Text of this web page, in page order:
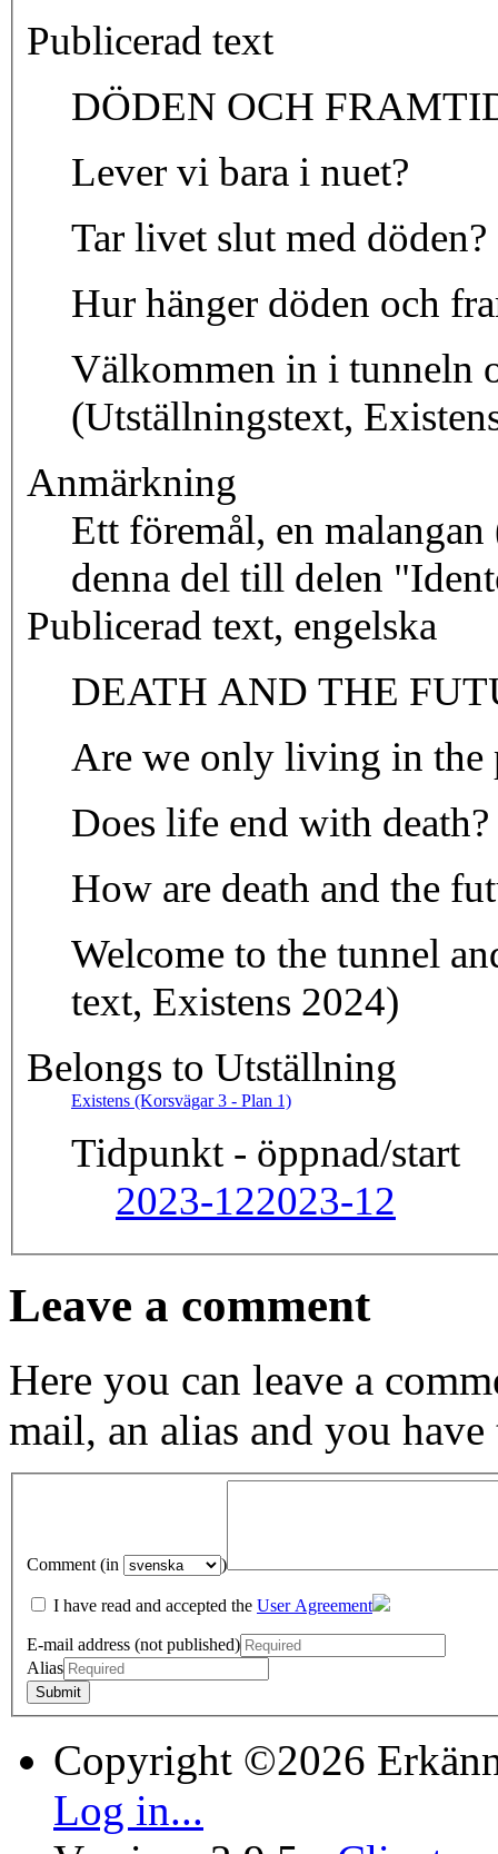
Publicerad text
DÖDEN OCH
Lever vi bara i nuet?
Tar livet slut med döden?
Hur hänger döden och
Välkommen in i tunneln
(Utställningstext,
Anmärkning
Ett föremål, en
denna del till delen
Publicerad text, engelska
DEATH AND THE
Are we only living in the
Does life end with death?
How are death and the
Welcome to the tunnel
text, Existens 2024)
Belongs to Utställning
Existens (Korsvägar 3 - Plan 1)
Tidpunkt - öppnad/start
2023-122023-12
Leave a comment
Here you can leave a
mail, an alias and you have
Comment (in )
I have read and accepted the User Agreement
E-mail address (not published)
Alias
Copyright ©2026
Log in...